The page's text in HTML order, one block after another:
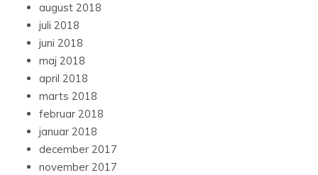
august 2018
juli 2018
juni 2018
maj 2018
april 2018
marts 2018
februar 2018
januar 2018
december 2017
november 2017